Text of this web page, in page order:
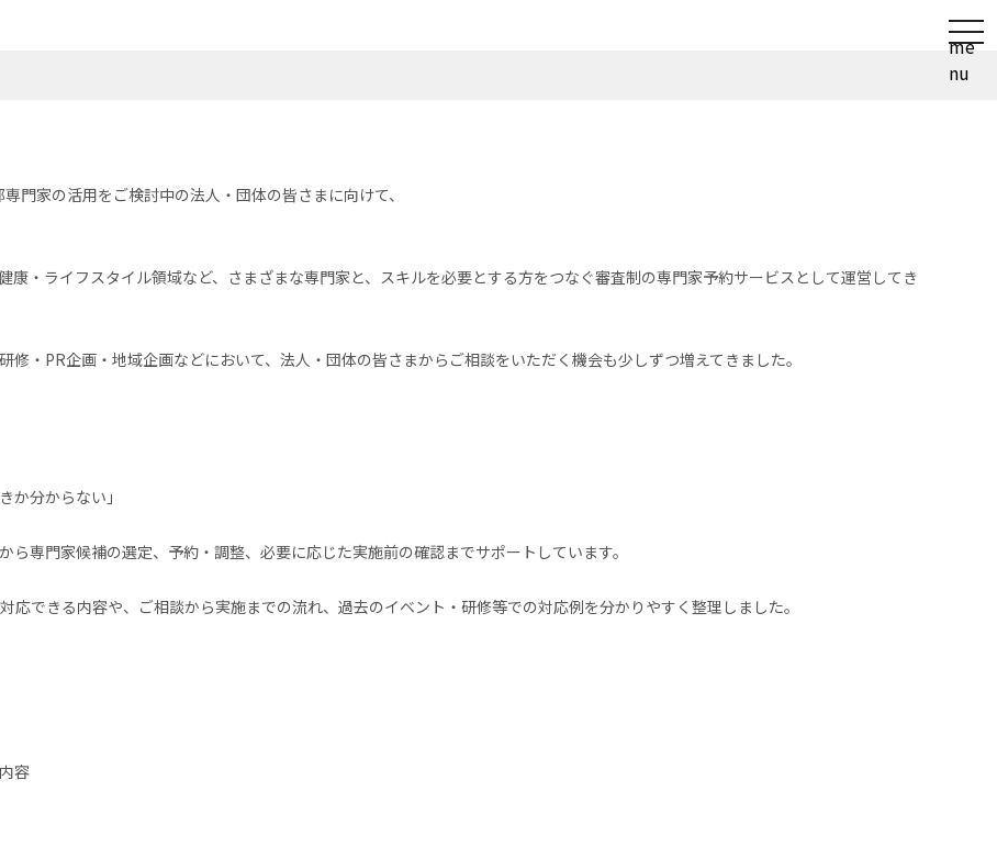
t
o
g
me
nu
門家の活用をご検討中の法人・団体の皆さまに向けて、
・ライフスタイル領域など、さまざまな専門家と、スキルを必要とする方をつなぐ審査制の専門家予約サービスとして運営してき
・PR企画・地域企画などにおいて、法人・団体の皆さまからご相談をいただく機会も少しずつ増えてきました。
か分からない」
専門家候補の選定、予約・調整、必要に応じた実施前の確認までサポートしています。
できる内容や、ご相談から実施までの流れ、過去のイベント・研修等での対応例を分かりやすく整理しました。
容